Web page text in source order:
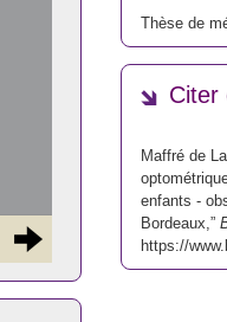
Thèse de
Citer
Maffré de
enfants -
Bordeaux,”
https://